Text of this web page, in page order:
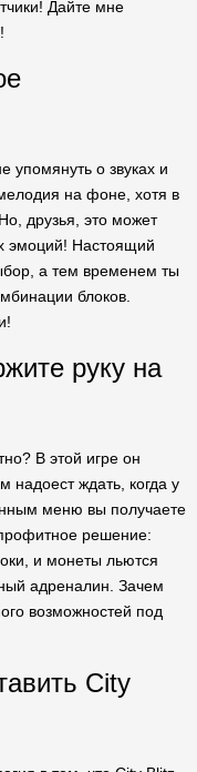
Дайте мне
упомянуть о звуках и
на фоне, хотя в
друзья, это может
эмоций! Настоящий
а тем временем ты
блоков.
руку на
В этой игре он
надоест ждать, когда у
меню вы получаете
решение:
и монеты льются
адреналин. Зачем
возможностей под
City